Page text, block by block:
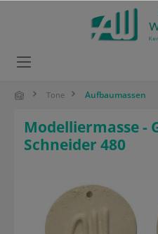
Tone Aufbaumassen
Modelliermasse -
Schneider 480
Bildergalerie überspringen